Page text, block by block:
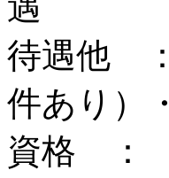
待遇他
件あり）
資格 ：